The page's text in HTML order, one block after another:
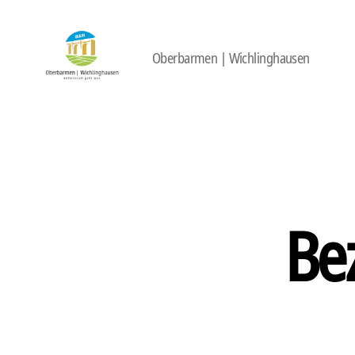
Oberbarmen | Wichlinghausen